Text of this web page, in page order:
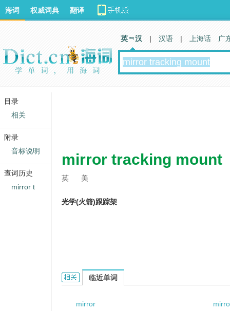
mirror tracking mount
英 美
光学(火箭)跟踪架
Mirror Tracking Mount的相关资料：
临近单词
mirror
海词 权威词典 翻译
英 汉 | 汉语 | 上海话 广
目录
相关
附录
音标说明
查词历史
mirror t